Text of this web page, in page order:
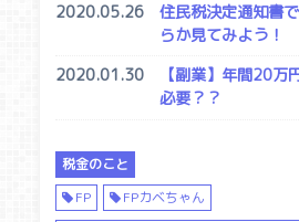
2020.05.26
住民税決定通知書
らか見てみよう！
2020.01.30
【副業】年間20万
必要？？
税金のこと
FP
FPカベちゃん